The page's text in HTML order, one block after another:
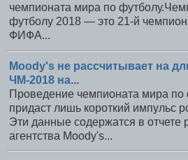
чемпионата мира по
футболу 2018 — это 21-й
ФИФА...
Moody's не рассчитывает на
ЧМ-2018 на...
Проведение чемпионата мира по
придаст лишь короткий импульс
Эти данные содержатся в отчете
агентства Moody's...